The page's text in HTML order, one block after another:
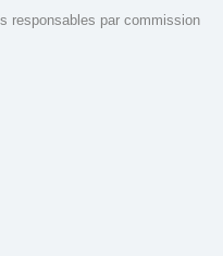
responsables par commission